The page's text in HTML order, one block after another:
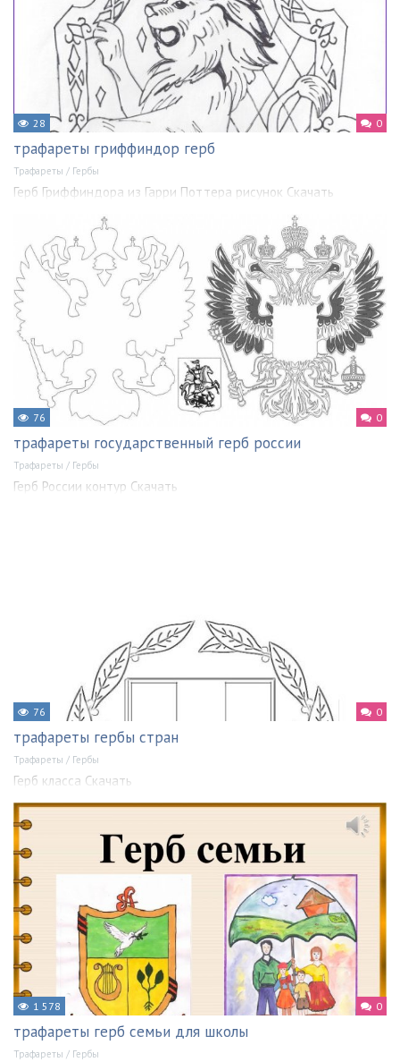
28 0
трафареты гриффиндор герб
Трафареты / Гербы
Герб Гриффиндора из Гарри Поттера рисунок Скачать
76 0
трафареты государственный герб россии
Трафареты / Гербы
Герб России контур Скачать
76 0
трафареты гербы стран
Трафареты / Гербы
Герб класса Скачать
1 578 0
трафареты герб семьи для школы
Трафареты / Гербы